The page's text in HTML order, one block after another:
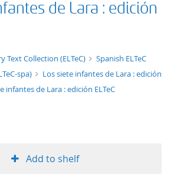
de Lara : edición
Text Collection (ELTeC)
Spanish ELTeC
spa)
Los siete infantes de Lara : edición
infantes de Lara : edición ELTeC
Add to shelf